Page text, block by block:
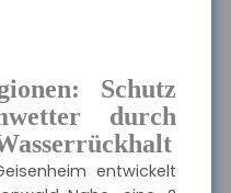
Schutz
durch
entwickelt
-
Modern